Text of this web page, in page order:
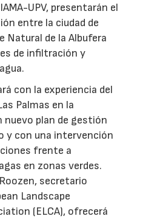
UPV, presentarán el
entre la ciudad de
Natural de la Albufera
de infiltración y
con la experiencia del
Palmas en la
nuevo plan de gestión
y con una intervención
frente a
en zonas verdes.
secretario
Landscape
(ELCA), ofrecerá